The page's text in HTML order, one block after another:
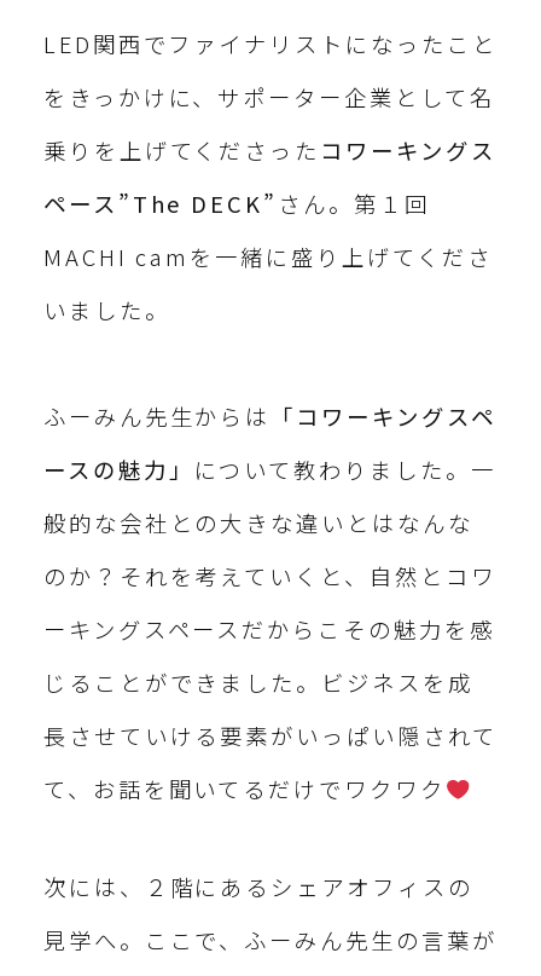
LED関西でファイナリストになったこと
をきっかけに、サポーター企業として名
乗りを上げてくださった コワーキングス
ペース”The DECK” さん。第１回
MACHI camを一緒に盛り上げてくださ
いました。
ふーみん先生からは
「コワーキングスペ
ースの魅力」 について教わりました。一
般的な会社との大きな違いとはなんな
のか？それを考えていくと、自然とコワ
ーキングスペースだからこその魅力を感
じることができました。ビジネスを成
長させていける要素がいっぱい隠されて
て、お話を聞いてるだけでワクワク
次には、２階にあるシェアオフィスの
見学へ。ここで、ふーみん先生の言葉が